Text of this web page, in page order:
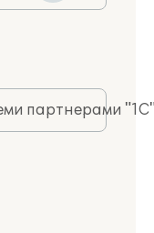
партнерами